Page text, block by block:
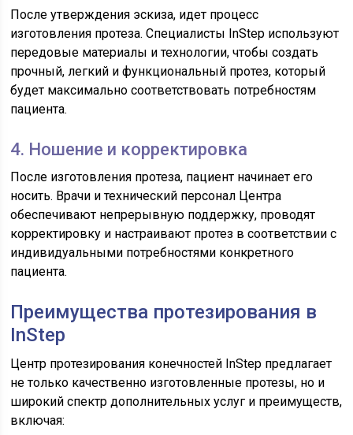
После утверждения эскиза, идет процесс
изготовления протеза. Специалисты InStep используют
передовые материалы и технологии, чтобы создать
прочный, легкий и функциональный протез, который
будет максимально соответствовать потребностям
пациента.
4. Ношение и корректировка
После изготовления протеза, пациент начинает его
носить. Врачи и технический персонал Центра
обеспечивают непрерывную поддержку, проводят
корректировку и настраивают протез в соответствии с
индивидуальными потребностями конкретного
пациента.
Преимущества протезирования в
InStep
Центр протезирования конечностей InStep предлагает
не только качественно изготовленные протезы, но и
широкий спектр дополнительных услуг и преимуществ,
включая: